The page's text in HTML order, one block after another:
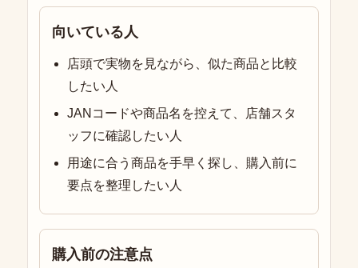
向いている人
店頭で実物を見ながら、似た商品と比較
したい人
JANコードや商品名を控えて、店舗スタ
ッフに確認したい人
用途に合う商品を手早く探し、購入前に
要点を整理したい人
購入前の注意点